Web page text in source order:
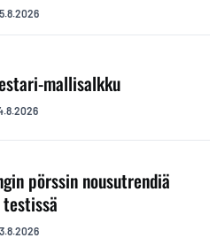
5.8.2026
mallisalkku
pörssin nousutrendiä
3.8.2026